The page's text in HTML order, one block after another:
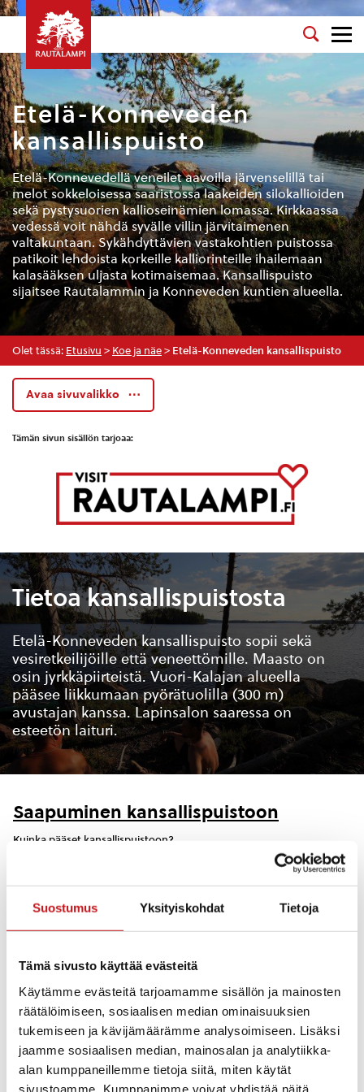
Suostumus Yksityiskohdat Tietoja
Tämä sivusto käyttää evästeitä
Käytämme evästeitä tarjoamamme sisällön ja mainosten
räätälöimiseen, sosiaalisen median ominaisuuksien
tukemiseen ja kävijämäärämme analysoimiseen. Lisäksi
jaamme sosiaalisen median, mainosalan ja analytiikka-
alan kumppaneillemme tietoja siitä, miten käytät
sivustoamme. Kumppanimme voivat yhdistää näitä
Etelä-Konneveden
kansallispuisto
Etelä-Konnevedellä veneilet aavoilla järvenselillä tai
melot sokkeloisessa saaristossa laakeiden silokallioiden
sekä pystysuorien kallioseinämien lomassa. Kirkkaassa
vedessä voit nähdä syvälle villin järvitaimenen
valtakuntaan. Sykähdyttävien vastakohtien puistossa
patikoit lehdoista korkeille kalliorinteille ihailemaan
kalasääksen uljasta kotimaisemaa. Kansallispuisto
sijaitsee Rautalammin ja Konneveden kuntien alueella.
Olet tässä: Etusivu > Koe ja näe > Etelä-Konneveden kansallispuisto
Avaa sivuvalikko
Tämän sivun sisällön tarjoaa:
Tietoa kansallispuistosta
Etelä-Konneveden kansallispuisto sopii sekä
vesiretkeilijöille että veneettömille. Maasto on
osin jyrkkäpiirteistä. Vuori-Kalajan alueella
pääsee liikkumaan pyörätuolilla (300 m)
avustajan kanssa. Lapinsalon saaressa on
esteetön laituri.
Saapuminen kansallispuistoon
Kuinka pääset kansallispuistoon?
Karttoja ja reittejä patikointiin, melontaan, veneilyyn …
Majoitus
Jää ihmeessä yöksi. Katso vinkkejä missä majoittua Rautalammilla.
Kosket ja kalastus
Etelä-konneveden kansallispuiston ja lähialueiden kirkas vesistö
kuohuvine koskineen tarjoaa ainutlaatuiset puitteet kalastukselle.